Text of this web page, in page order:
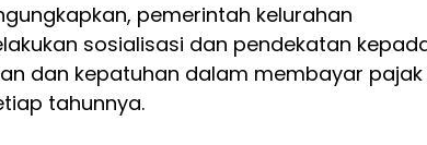
pemerintah kelurahan
sosialisasi dan pendekatan
dan kepatuhan dalam membayar pajak
tahunnya.